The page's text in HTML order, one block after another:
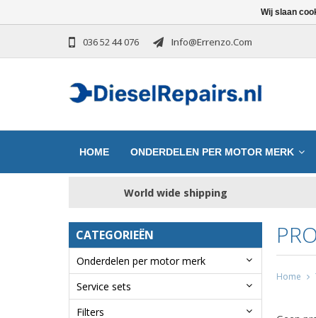
036 52 44 076 Info@errenzo.com
HOME ONDERDELEN PER MOTOR MERK
World wide shipping
CATEGORIEËN
Onderdelen per motor merk
Service sets
Filters
Home
Wij slaan